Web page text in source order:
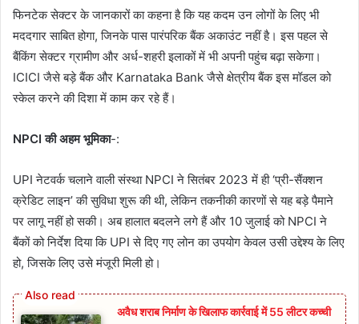
फिनटेक सेक्टर के जानकारों का कहना है कि यह कदम उन लोगों के लिए भी
मददगार साबित होगा, जिनके पास पारंपरिक बैंक अकाउंट नहीं है। इस पहल से
बैंकिंग सेक्टर ग्रामीण और अर्ध-शहरी इलाकों में भी अपनी पहुंच बढ़ा सकेगा।
ICICI जैसे बड़े बैंक और Karnataka Bank जैसे क्षेत्रीय बैंक इस मॉडल को
स्केल करने की दिशा में काम कर रहे हैं।
NPCI की अहम भूमिका-:
UPI नेटवर्क चलाने वाली संस्था NPCI ने सितंबर 2023 में ही ‘प्री-सैंक्शन
क्रेडिट लाइन’ की सुविधा शुरू की थी, लेकिन तकनीकी कारणों से यह बड़े पैमाने
पर लागू नहीं हो सकी। अब हालात बदलने लगे हैं और 10 जुलाई को NPCI ने
बैंकों को निर्देश दिया कि UPI से दिए गए लोन का उपयोग केवल उसी उद्देश्य के लिए
हो, जिसके लिए उसे मंजूरी मिली हो।
अवैध शराब निर्माण के खिलाफ कार्रवाई में 55 लीटर कच्ची